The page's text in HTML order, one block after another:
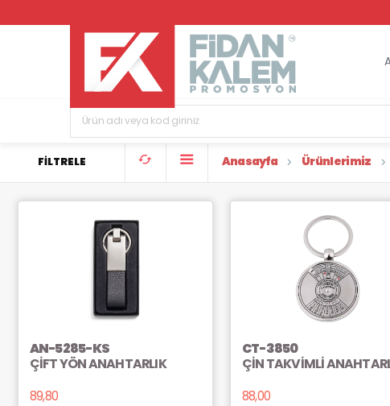
FİLTRELE Anasayfa Ürünlerimiz
AN-5285-KS
ÇİFT YÖN ANAHTARLIK
89,80
CT-3850
ÇİN TAKVİMLİ
88,00